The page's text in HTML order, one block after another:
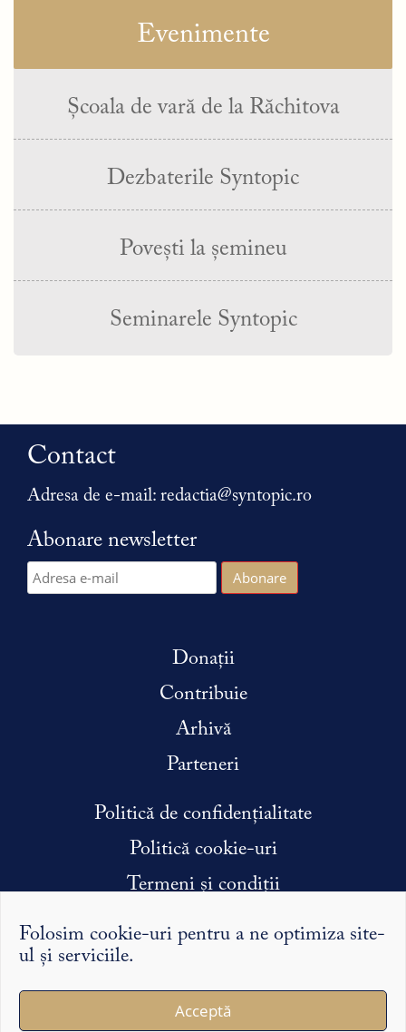
Folosim cookie-uri pentru a ne optimiza site-
ul și serviciile.
Acceptă
Evenimente
Școala de vară de la Răchitova
Dezbaterile Syntopic
Povești la șemineu
Seminarele Syntopic
Contact
Adresa de e-mail: redactia@syntopic.ro
Abonare newsletter
Donații
Contribuie
Arhivă
Parteneri
Politică de confidențialitate
Politică cookie-uri
Termeni și condiții
Condiții efectuare stagiu de practică
Argumentele și punctele de vedere exprimate pe Syntopic
îi reprezintă exclusiv pe autorii lor și nu reflectă în mod